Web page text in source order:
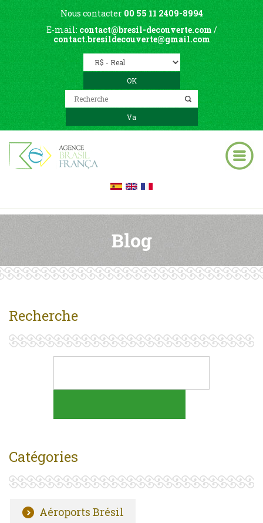
Nous contacter 00 55 11 2409-8994
E-mail: contact@bresil-decouverte.com /
contact.bresildecouverte@gmail.com
Blog
Recherche
Catégories
Aéroports Brésil